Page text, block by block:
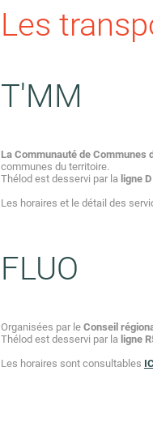
Les
T'MM
La Communauté de Communes
communes du territoire.
Thélod est desservi par la ligne D
Les horaires et le détail des
FLUO
Organisées par le Conseil
Thélod est desservi par la ligne
Les horaires sont consultables